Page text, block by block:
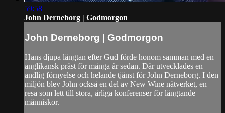
59:58
John Derneborg | Godmorgon
John Derneborg | Godmorgon
Hans djupa längtan efter Gud förde honom samman med en
anglikansk präst för många år sedan. Där utvecklades en
andlig förnyelse och helande tjänst för John Derneborg. I den
miljön blev John också en del av New Wine nätverket, en
resa som lett till stora, årliga konferenser för längtande
människor.